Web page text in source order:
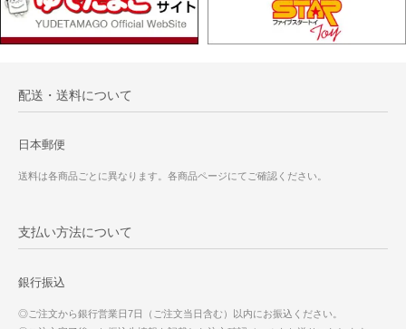
配送・送料について
日本郵便
送料は各商品ごとに異なります。各商品ページにてご確認ください。
支払い方法について
銀行振込
◎ご注文から銀行営業日7日（ご注文当日含む）以内にお振込ください。